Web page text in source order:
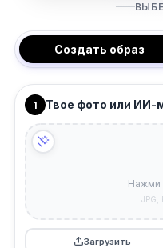
Создать образ
1 Твое фото или ИИ-
Нажми
JPG,
Загрузить